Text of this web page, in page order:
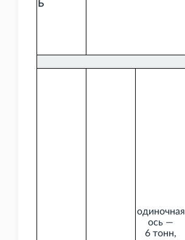
одиночная
ось —
6 тонн,